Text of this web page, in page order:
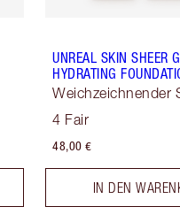
UNREAL SKIN SHEER
HYDRATING
Weichzeichnender
4 Fair
48,00 €
IN DEN